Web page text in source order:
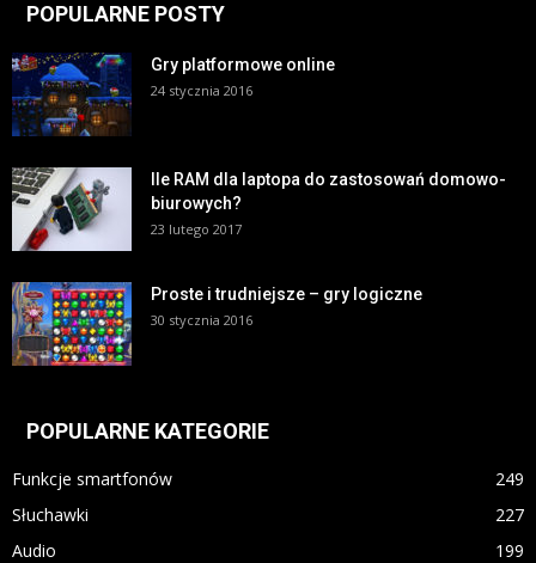
POPULARNE POSTY
Gry platformowe online
24 stycznia 2016
Ile RAM dla laptopa do zastosowań domowo-
biurowych?
23 lutego 2017
Proste i trudniejsze – gry logiczne
30 stycznia 2016
POPULARNE KATEGORIE
Funkcje smartfonów
249
Słuchawki
227
Audio
199